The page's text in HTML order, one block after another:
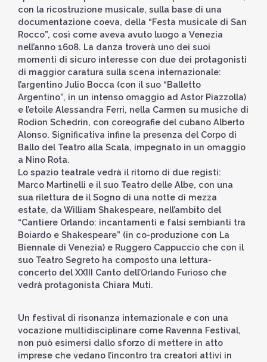
con la ricostruzione musicale, sulla base di una
documentazione coeva, della “Festa musicale di San
Rocco”, così come aveva avuto luogo a Venezia
nell’anno 1608. La danza troverà uno dei suoi
momenti di sicuro interesse con due dei protagonisti
di maggior caratura sulla scena internazionale:
l’argentino Julio Bocca (con il suo “Balletto
Argentino”, in un intenso omaggio ad Astor Piazzolla)
e l’etoile Alessandra Ferri, nella Carmen su musiche di
Rodion Schedrin, con coreografie del cubano Alberto
Alonso. Significativa infine la presenza del Corpo di
Ballo del Teatro alla Scala, impegnato in un omaggio
a Nino Rota.
Lo spazio teatrale vedrà il ritorno di due registi:
Marco Martinelli e il suo Teatro delle Albe, con una
sua rilettura de il Sogno di una notte di mezza
estate, da William Shakespeare, nell’ambito del
“Cantiere Orlando: incantamenti e falsi sembianti tra
Boiardo e Shakespeare” (in co-produzione con La
Biennale di Venezia) e Ruggero Cappuccio che con il
suo Teatro Segreto ha composto una lettura-
concerto del XXIII Canto dell’Orlando Furioso che
vedrà protagonista Chiara Muti.
Un festival di risonanza internazionale e con una
vocazione multidisciplinare come Ravenna Festival,
non può esimersi dallo sforzo di mettere in atto
imprese che vedano l’incontro tra creatori attivi in